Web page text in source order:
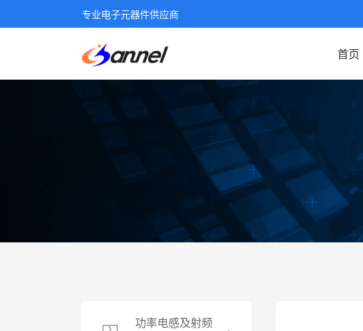
专业电子元器件供应商
首页
功率电感及射频